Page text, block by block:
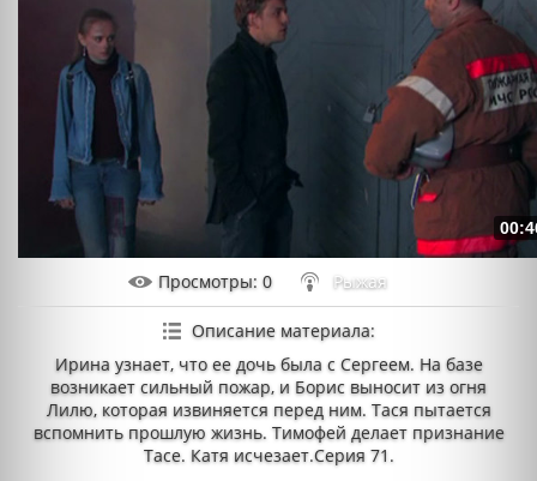
Просмотры: 0 Рыжая
Описание материала:
Ирина узнает, что ее дочь была с Сергеем. На базе
возникает сильный пожар, и Борис выносит из огня
Лилю, которая извиняется перед ним. Тася пытается
вспомнить прошлую жизнь. Тимофей делает признание
Тасе. Катя исчезает.Серия 71.